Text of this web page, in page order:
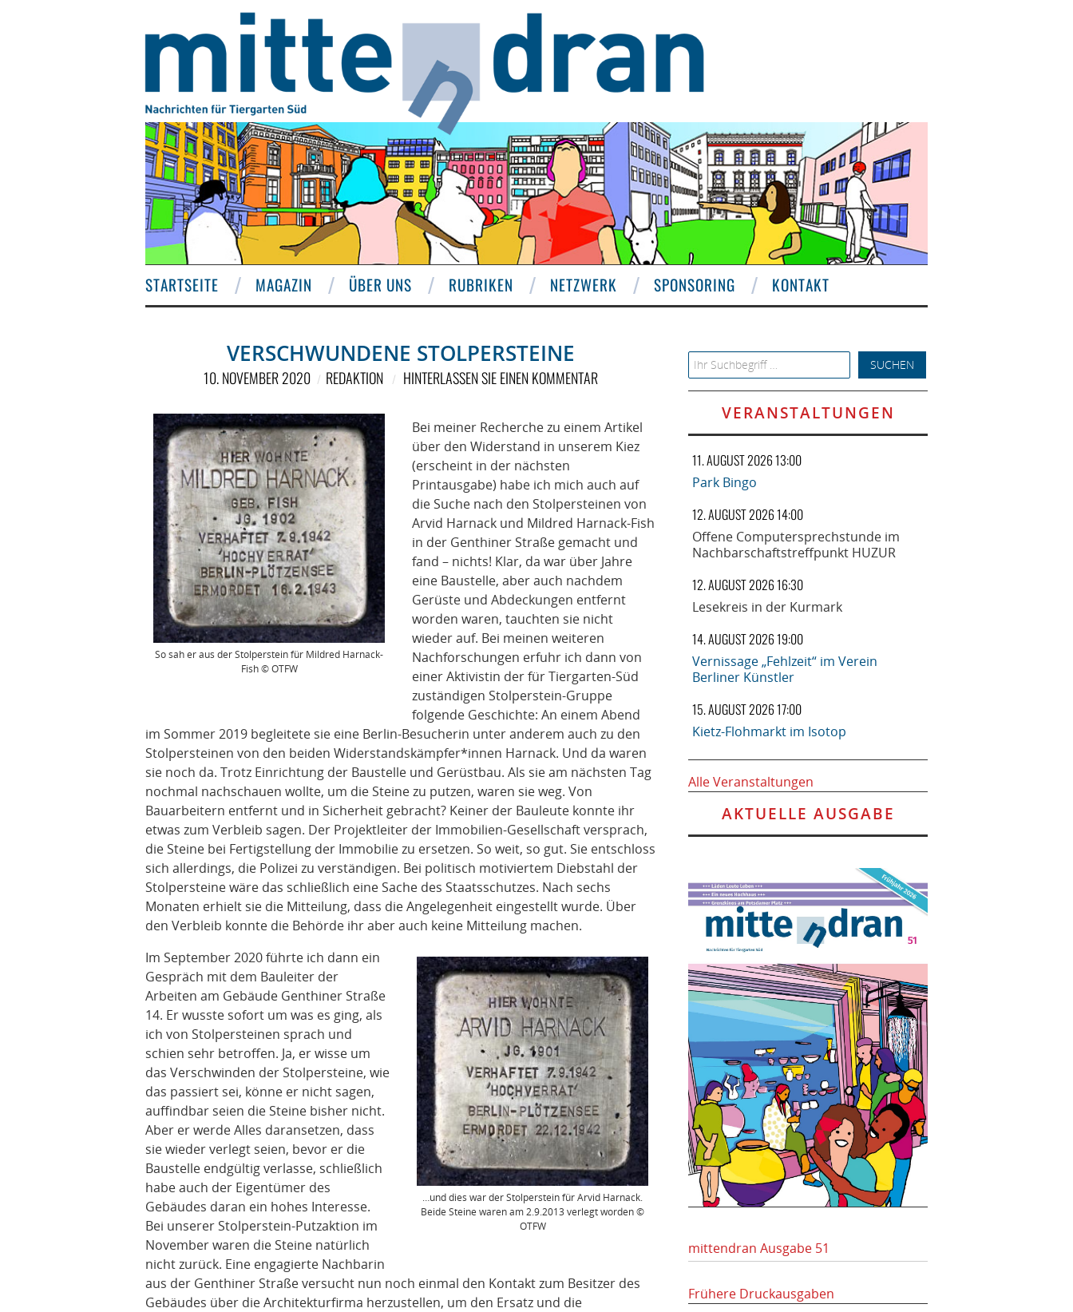
STARTSEITE MAGAZIN ÜBER UNS RUBRIKEN NETZWERK SPONSORING KONTAKT
VERSCHWUNDENE STOLPERSTEINE
10. NOVEMBER 2020 REDAKTION HINTERLASSEN SIE EINEN KOMMENTAR
So sah er aus der Stolperstein für Mildred Harnack-
Fish © OTFW
Bei meiner Recherche zu einem Artikel
über den Widerstand in unserem Kiez
(erscheint in der nächsten
Printausgabe) habe ich mich auch auf
die Suche nach den Stolpersteinen von
Arvid Harnack und Mildred Harnack-Fish
in der Genthiner Straße gemacht und
fand – nichts! Klar, da war über Jahre
eine Baustelle, aber auch nachdem
Gerüste und Abdeckungen entfernt
worden waren, tauchten sie nicht
wieder auf. Bei meinen weiteren
Nachforschungen erfuhr ich dann von
einer Aktivistin der für Tiergarten-Süd
zuständigen Stolperstein-Gruppe
folgende Geschichte: An einem Abend
im Sommer 2019 begleitete sie eine Berlin-Besucherin unter anderem auch zu den
Stolpersteinen von den beiden Widerstandskämpfer*innen Harnack. Und da waren
sie noch da. Trotz Einrichtung der Baustelle und Gerüstbau. Als sie am nächsten Tag
nochmal nachschauen wollte, um die Steine zu putzen, waren sie weg. Von
Bauarbeitern entfernt und in Sicherheit gebracht? Keiner der Bauleute konnte ihr
etwas zum Verbleib sagen. Der Projektleiter der Immobilien-Gesellschaft versprach,
die Steine bei Fertigstellung der Immobilie zu ersetzen. So weit, so gut. Sie entschloss
sich allerdings, die Polizei zu verständigen. Bei politisch motiviertem Diebstahl der
Stolpersteine wäre das schließlich eine Sache des Staatsschutzes. Nach sechs
Monaten erhielt sie die Mitteilung, dass die Angelegenheit eingestellt wurde. Über
den Verbleib konnte die Behörde ihr aber auch keine Mitteilung machen.
…und dies war der Stolperstein für Arvid Harnack.
Beide Steine waren am 2.9.2013 verlegt worden ©
OTFW
Im September 2020 führte ich dann ein
Gespräch mit dem Bauleiter der
Arbeiten am Gebäude Genthiner Straße
14. Er wusste sofort um was es ging, als
ich von Stolpersteinen sprach und
schien sehr betroffen. Ja, er wisse um
das Verschwinden der Stolpersteine, wie
das passiert sei, könne er nicht sagen,
auffindbar seien die Steine bisher nicht.
Aber er werde Alles daransetzen, dass
sie wieder verlegt seien, bevor er die
Baustelle endgültig verlasse, schließlich
habe auch der Eigentümer des
Gebäudes daran ein hohes Interesse.
Bei unserer Stolperstein-Putzaktion im
November waren die Steine natürlich
nicht zurück. Eine engagierte Nachbarin
aus der Genthiner Straße versucht nun noch einmal den Kontakt zum Besitzer des
Gebäudes über die Architekturfirma herzustellen, um den Ersatz und die
Search for:
VERANSTALTUNGEN
11. AUGUST 2026 13:00
Park Bingo
12. AUGUST 2026 14:00
Offene Computersprechstunde im
Nachbarschaftstreffpunkt HUZUR
12. AUGUST 2026 16:30
Lesekreis in der Kurmark
14. AUGUST 2026 19:00
Vernissage „Fehlzeit“ im Verein
Berliner Künstler
15. AUGUST 2026 17:00
Kietz-Flohmarkt im Isotop
Alle Veranstaltungen
AKTUELLE AUSGABE
mittendran Ausgabe 51
Frühere Druckausgaben